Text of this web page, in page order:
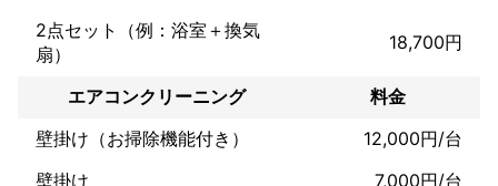
2点セット（例：浴室＋換気
扇）
18,700円
エアコンクリーニング
料金
壁掛け（お掃除機能付き）
12,000円/台
壁掛け
7,000円/台